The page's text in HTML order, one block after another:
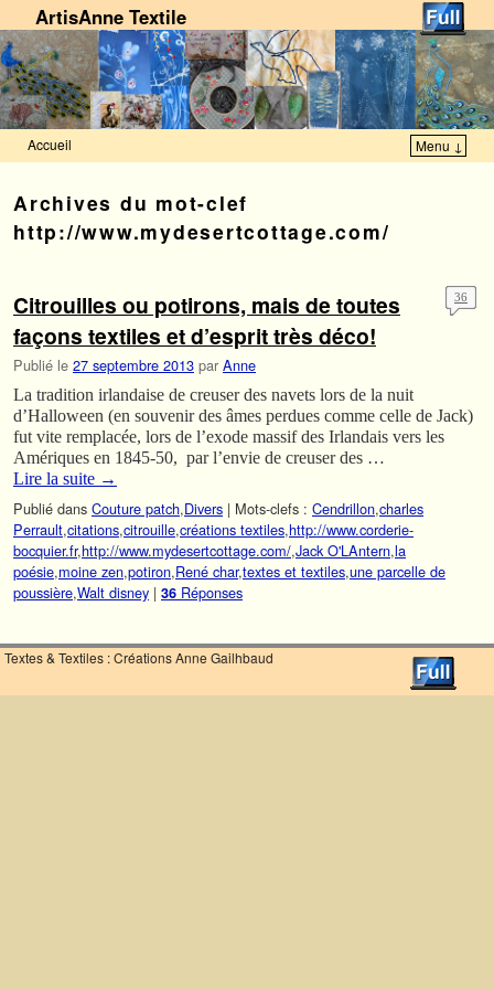
ArtisAnne Textile
Accueil Menu ↓
Archives du mot-clef
http://www.mydesertcottage.com/
Citrouilles ou potirons, mais de toutes
façons textiles et d’esprit très déco!
Publié le 27 septembre 2013 par Anne
36
La tradition irlandaise de creuser des navets lors de la nuit
d’Halloween (en souvenir des âmes perdues comme celle de Jack)
fut vite remplacée, lors de l’exode massif des Irlandais vers les
Amériques en 1845-50, par l’envie de creuser des …
Lire la suite →
Publié dans Couture patch,Divers | Mots-clefs : Cendrillon,charles
Perrault,citations,citrouille,créations textiles,http://www.corderie-
bocquier.fr,http://www.mydesertcottage.com/,Jack O'LAntern,la
poésie,moine zen,potiron,René char,textes et textiles,une parcelle de
poussière,Walt disney | 36 Réponses
Textes & Textiles : Créations Anne Gailhbaud